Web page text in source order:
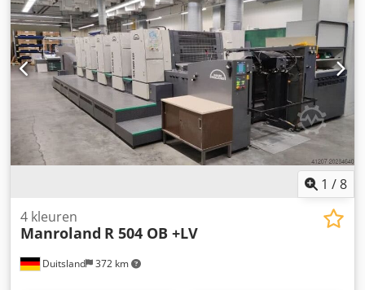
bevochtigingssysteem SAPC (semi-automatische
platenwisselaar) Automatisering: doorgaans voorzien van
een automatische reinigingsinrichting voor de
rubberdeken en de rollen. Afstelling Techtrans, nieuw
1 /8
Duitsland 372 km
4 kleuren
Manroland R 504 OB +LV